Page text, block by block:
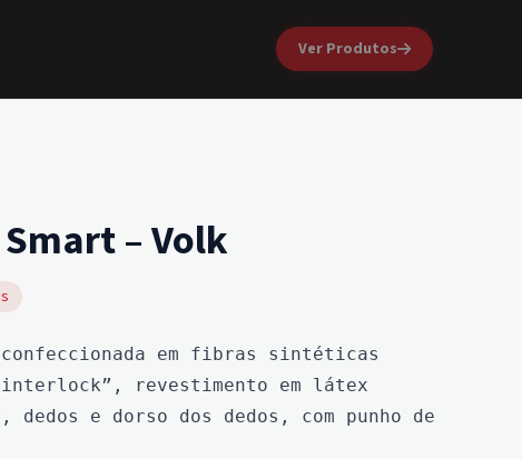
Ver Produtos
– Volk
confeccionada em fibras sintéticas
revestimento em látex
dedos e dorso dos dedos, com punho de